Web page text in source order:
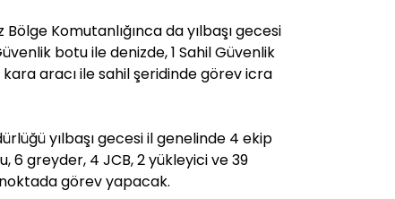
Komutanlığınca da yılbaşı gecesi
botu ile denizde, 1 Sahil Güvenlik
aracı ile sahil şeridinde görev icra
yılbaşı gecesi il genelinde 4 ekip
6 greyder, 4 JCB, 2 yükleyici ve 39
görev yapacak.